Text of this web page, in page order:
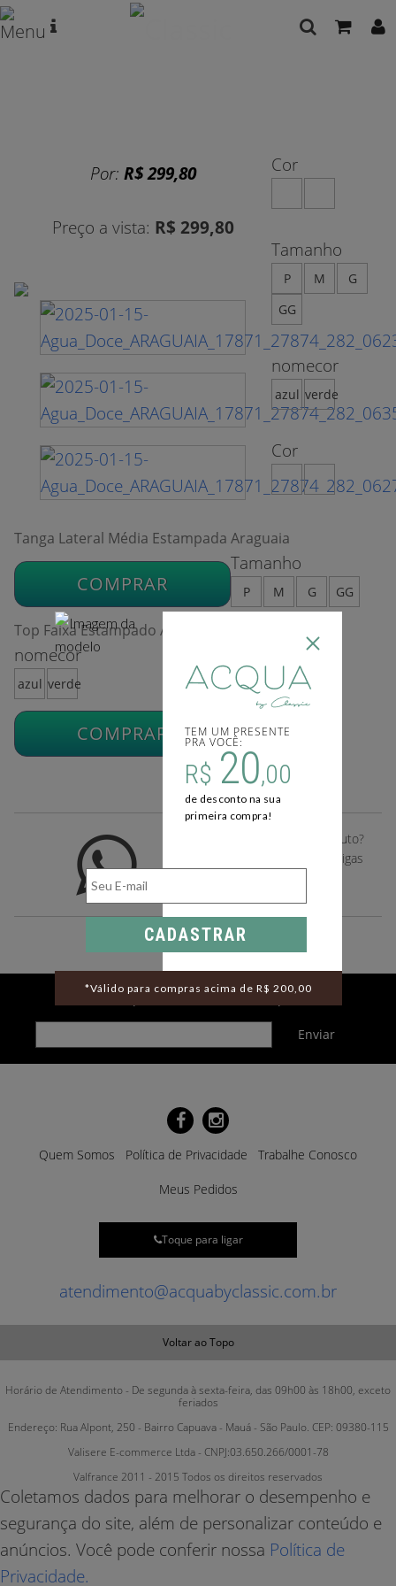
TEM UM PRESENTE
PRA VOCÊ:
R$ 20,00
de desconto na sua
primeira compra!
CADASTRAR
*Válido para compras acima de R$ 200,00
Por: R$ 299,80
Preço a vista: R$ 299,80
Tanga Lateral Média Estampada Araguaia
Cor
Tamanho
P M
G
GG
nomecor
azul verde
COMPRAR
Top Faixa Estampado Araguaia
Cor
Tamanho
P M G GG
nomecor
azul verde
COMPRAR
Gostou deste desse produto?
Compartilhe com suas amigas
Cadastre-se para receber novidades por e-mail
Quem Somos Política de Privacidade Trabalhe Conosco
Meus Pedidos
Toque para ligar
atendimento@acquabyclassic.com.br
Voltar ao Topo
Horário de Atendimento - De segunda à sexta-feira, das 09h00 às 18h00, exceto
feriados
Endereço: Rua Alpont, 250 - Bairro Capuava - Mauá - São Paulo. CEP: 09380-115
Valisere E-commerce Ltda - CNPJ:03.650.266/0001-78
Valfrance 2011 - 2015 Todos os direitos reservados
Coletamos dados para melhorar o desempenho e
segurança do site, além de personalizar conteúdo e
anúncios. Você pode conferir nossa Política de
Privacidade.